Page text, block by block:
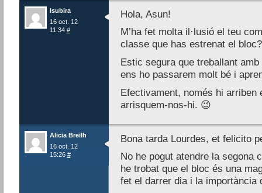
lsubira
16 oct. 12
11:34 #
Hola, Asun!
M’ha fet molta il·lusió el teu
classe que has estrenat el
Estic segura que treballant
ens ho passarem molt bé i
Efectivament, només hi arriben
arrisquem-nos-hi. 😉
Alicia Breilh
16 oct. 12
15:26 #
Bona tarda Lourdes, et felicito
No he pogut atendre la segona
he trobat que el bloc és una
fet el darrer dia i la importància